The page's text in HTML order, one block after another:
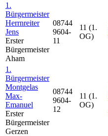
1.
Bürgermeister
Herrnreiter
Jens
Erster
Bürgermeister
Aham
08744
9604-
11
11 (1.
OG)
1.
Bürgermeister
Montgelas
Max-
Emanuel
Erster
Bürgermeister
Gerzen
08744
9604-
12
11 (1.
OG)